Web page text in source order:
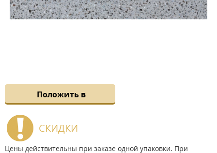
Положить в
СКИДКИ
Цены действительны при заказе одной упаковки. При